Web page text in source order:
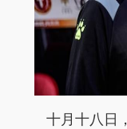
十月十八日